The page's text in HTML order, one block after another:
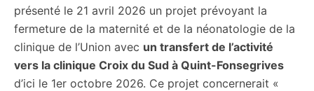
présenté le 21 avril 2026 un projet prévoyant la
fermeture de la maternité et de la néonatologie de la
clinique de l’Union avec un transfert de l’activité
vers la clinique Croix du Sud à Quint-Fonsegrives
d’ici le 1er octobre 2026. Ce projet concernerait «